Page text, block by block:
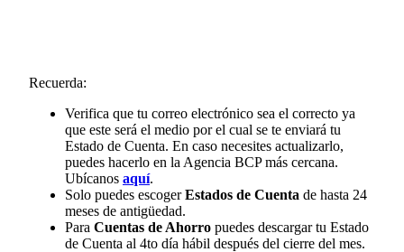
Recuerda:
Verifica que tu correo electrónico sea el correcto ya
que este será el medio por el cual se te enviará tu
Estado de Cuenta. En caso necesites actualizarlo,
puedes hacerlo en la Agencia BCP más cercana.
Ubícanos aquí.
Solo puedes escogerEstados de Cuenta de hasta 24
meses de antigüedad.
Para Cuentas de Ahorro puedes descargar tu Estado
de Cuenta al 4to día hábil después del cierre del mes.